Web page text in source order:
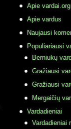
Apie vardai.org
Apie vardus
Naujausi
Populiariausi
Berniukų
Gražiausi
Gražiausi
Mergaičių
Vardadieniai
Vardadieniai